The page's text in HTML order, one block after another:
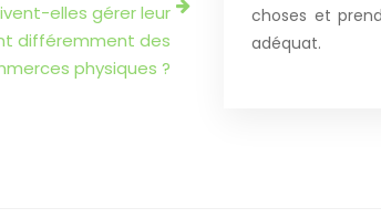
elles gérer leur
différemment des
physiques ?
choses et
adéquat.